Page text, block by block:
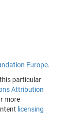
Europe.
particular
Attribution
more
licensing